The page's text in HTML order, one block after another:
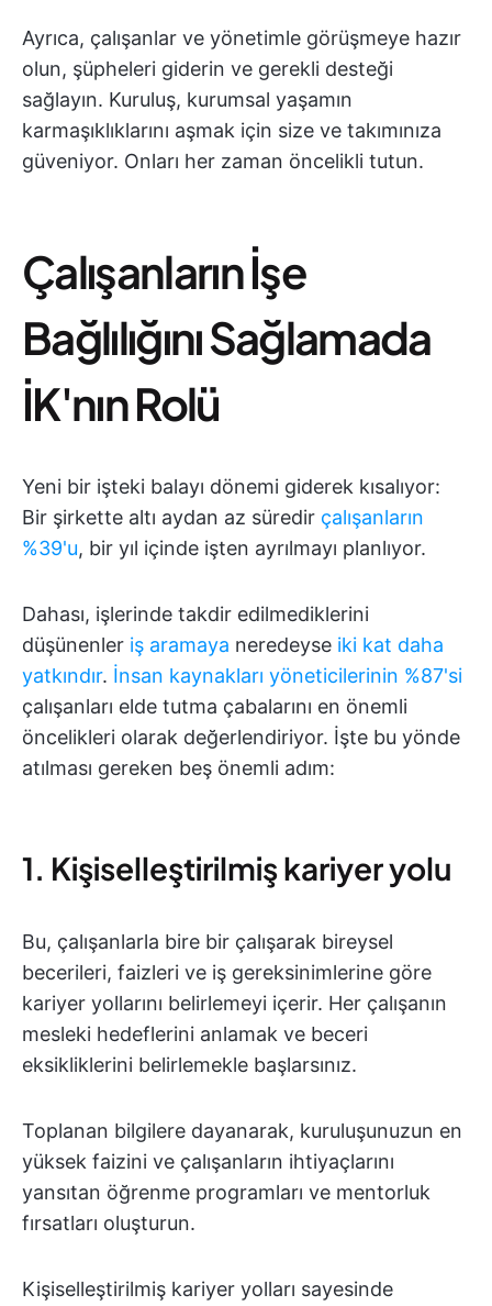
Ayrıca, çalışanlar ve yönetimle görüşmeye hazır
olun, şüpheleri giderin ve gerekli desteği
sağlayın. Kuruluş, kurumsal yaşamın
karmaşıklıklarını aşmak için size ve takımınıza
güveniyor. Onları her zaman öncelikli tutun.
Çalışanların İşe
Bağlılığını Sağlamada
İK'nın Rolü
Yeni bir işteki balayı dönemi giderek kısalıyor:
Bir şirkette altı aydan az süredir çalışanların
%39'u, bir yıl içinde işten ayrılmayı planlıyor.
Dahası, işlerinde takdir edilmediklerini
düşünenler iş aramaya neredeyse iki kat daha
yatkındır. İnsan kaynakları yöneticilerinin %87'si
çalışanları elde tutma çabalarını en önemli
öncelikleri olarak değerlendiriyor. İşte bu yönde
atılması gereken beş önemli adım:
1. Kişiselleştirilmiş kariyer yolu
Bu, çalışanlarla bire bir çalışarak bireysel
becerileri, faizleri ve iş gereksinimlerine göre
kariyer yollarını belirlemeyi içerir. Her çalışanın
mesleki hedeflerini anlamak ve beceri
eksikliklerini belirlemekle başlarsınız.
Toplanan bilgilere dayanarak, kuruluşunuzun en
yüksek faizini ve çalışanların ihtiyaçlarını
yansıtan öğrenme programları ve mentorluk
fırsatları oluşturun.
Kişiselleştirilmiş kariyer yolları sayesinde